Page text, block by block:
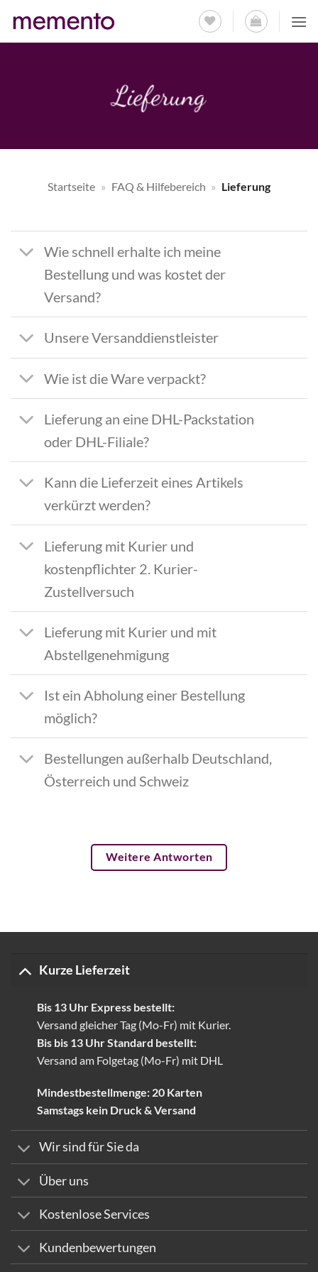
Inhalt
springen
Lieferung
Startseite » FAQ & Hilfebereich » Lieferung
Wie schnell erhalte ich meine
Bestellung und was kostet der
Versand?
Unsere Versanddienstleister
Wie ist die Ware verpackt?
Lieferung an eine DHL-Packstation
oder DHL-Filiale?
Kann die Lieferzeit eines Artikels
verkürzt werden?
Lieferung mit Kurier und
kostenpflichter 2. Kurier-
Zustellversuch
Lieferung mit Kurier und mit
Abstellgenehmigung
Ist ein Abholung einer Bestellung
möglich?
Bestellungen außerhalb Deutschland,
Österreich und Schweiz
Weitere Antworten
Kurze Lieferzeit
Bis 13 Uhr Express bestellt:
Versand gleicher Tag (Mo-Fr) mit Kurier.
Bis bis 13 Uhr Standard bestellt:
Versand am Folgetag (Mo-Fr) mit DHL
Mindestbestellmenge: 20 Karten
Samstags kein Druck & Versand
Wir sind für Sie da
Über uns
Kostenlose Services
Kundenbewertungen